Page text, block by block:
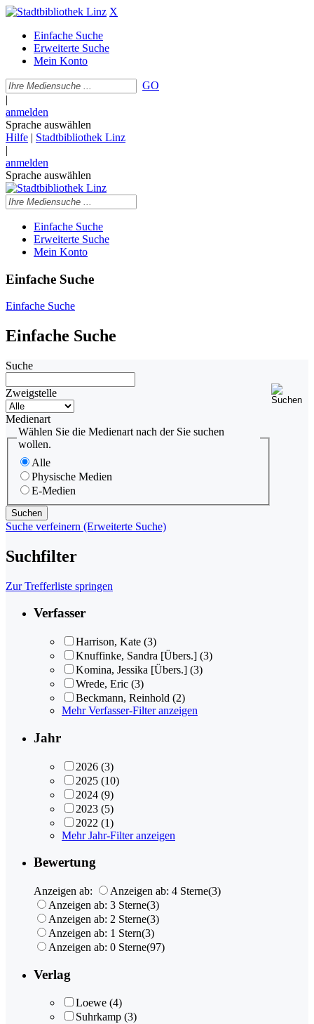
X
Einfache Suche
Erweiterte Suche
Mein Konto
GO
|
anmelden
Sprache auswählen
Hilfe | Stadtbibliothek Linz
|
anmelden
Sprache auswählen
Einfache Suche
Erweiterte Suche
Mein Konto
Einfache Suche
Einfache Suche
Einfache Suche
Suche
Zweigstelle
Medienart
Wählen Sie die Medienart nach der Sie suchen
wollen.
Alle
Physische Medien
E-Medien
Suche verfeinern (Erweiterte Suche)
Suchfilter
Zur Trefferliste springen
Verfasser
Harrison, Kate (3)
Knuffinke, Sandra [Übers.] (3)
Komina, Jessika [Übers.] (3)
Wrede, Eric (3)
Beckmann, Reinhold (2)
Mehr Verfasser-Filter anzeigen
Jahr
2026 (3)
2025 (10)
2024 (9)
2023 (5)
2022 (1)
Mehr Jahr-Filter anzeigen
Bewertung
Anzeigen ab: Anzeigen ab: 4 Sterne(3)
Anzeigen ab: 3 Sterne(3)
Anzeigen ab: 2 Sterne(3)
Anzeigen ab: 1 Stern(3)
Anzeigen ab: 0 Sterne(97)
Verlag
Loewe (4)
Suhrkamp (3)